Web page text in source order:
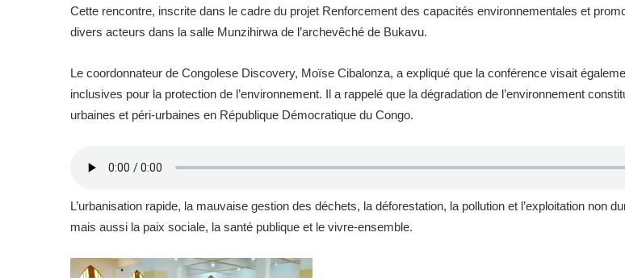
Cette rencontre, inscrite dans le cadre du projet Renforcement des capacités environnementales et
divers acteurs dans la salle Munzihirwa de l’archevêché de Bukavu.
Le coordonnateur de Congolese Discovery, Moïse Cibalonza, a expliqué que la conférence visait
inclusives pour la protection de l’environnement. Il a rappelé que la dégradation de l’environnement
urbaines et péri-urbaines en République Démocratique du Congo.
L’urbanisation rapide, la mauvaise gestion des déchets, la déforestation, la pollution et l’exploitation non
mais aussi la paix sociale, la santé publique et le vivre-ensemble.